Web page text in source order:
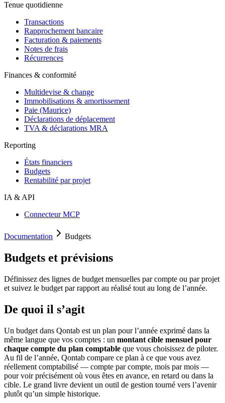
Tenue quotidienne
Transactions
Rapprochement bancaire
Facturation & paiements
Notes de frais
Récurrences
Finances & conformité
Multidevise & change
Immobilisations & amortissement
Paie (Maurice)
Déclarations de déplacement
TVA & déclarations MRA
Reporting
États financiers
Budgets
Rentabilité par projet
IA & API
Connecteur MCP
Documentation Budgets
Budgets et prévisions
Définissez des lignes de budget mensuelles par compte ou par projet
et suivez le budget par rapport au réalisé tout au long de l’année.
De quoi il s’agit
Un budget dans Qontab est un plan pour l’année exprimé dans la
même langue que vos comptes : un montant cible mensuel pour
chaque compte du plan comptable que vous choisissez de piloter.
Au fil de l’année, Qontab compare ce plan à ce que vous avez
réellement comptabilisé — compte par compte, mois par mois —
pour voir précisément où vous êtes en avance, en retard ou dans la
cible. Le grand livre devient un outil de gestion tourné vers l’avenir
plutôt qu’un simple historique.